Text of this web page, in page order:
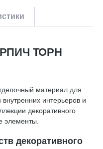
ТОРН
материал для
интерьеров и
декоративного
элементы.
декоративного